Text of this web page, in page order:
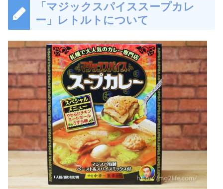
「マジックスパイススープカレ
ー」レトルトについて